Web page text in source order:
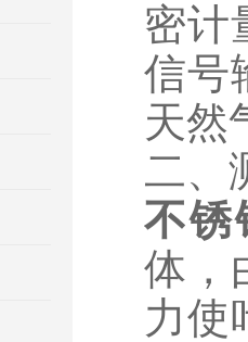
密计
信号
天然
二、
不锈
体，
力使